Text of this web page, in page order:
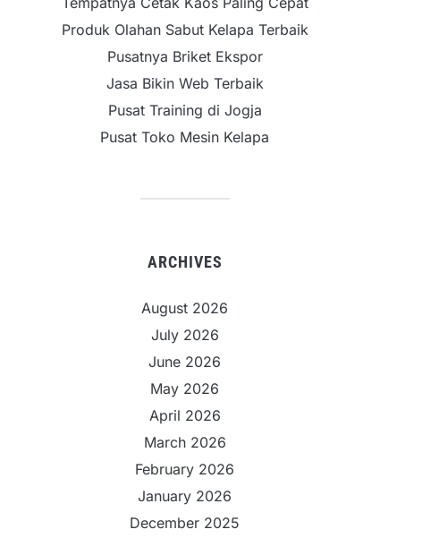
Produk Olahan Sabut Kelapa Terbaik
Pusatnya Briket Ekspor
Jasa Bikin Web Terbaik
Pusat Training di Jogja
Pusat Toko Mesin Kelapa
ARCHIVES
August 2026
July 2026
June 2026
May 2026
April 2026
March 2026
February 2026
January 2026
December 2025